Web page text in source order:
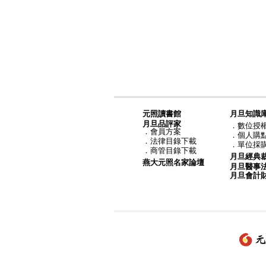
元照讀書館
月旦品評家
． 會員方案
． 法律目錄下載
． 商管目錄下載
燕大元照名家論壇
月旦知識
． 數位授
． 個人購
． 單位採
月旦經典
月旦醫事
月旦會計